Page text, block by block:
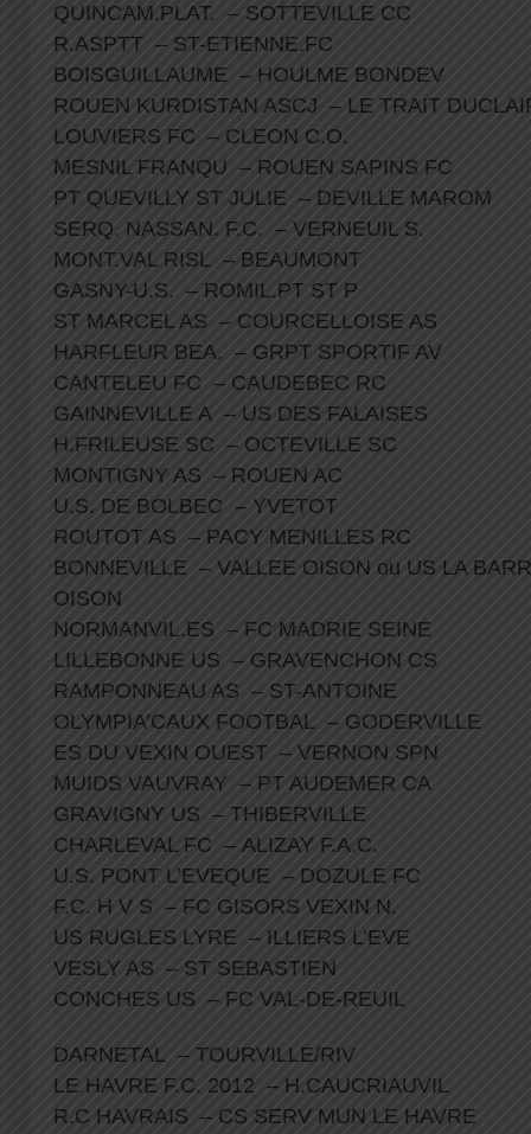
QUINCAM.PLAT. – SOTTEVILLE CC
R.ASPTT – ST-ETIENNE.FC
BOISGUILLAUME – HOULME BONDEV
ROUEN KURDISTAN ASCJ – LE TRAIT
LOUVIERS FC – CLEON C.O.
MESNIL FRANQU – ROUEN SAPINS FC
PT QUEVILLY ST JULIE – DEVILLE MAROM
SERQ. NASSAN. F.C. – VERNEUIL S.
MONT.VAL RISL – BEAUMONT
GASNY-U.S. – ROMIL.PT ST P
ST MARCEL AS – COURCELLOISE AS
HARFLEUR BEA. – GRPT SPORTIF AV
CANTELEU FC – CAUDEBEC RC
GAINNEVILLE A – US DES FALAISES
H.FRILEUSE SC – OCTEVILLE SC
MONTIGNY AS – ROUEN AC
U.S. DE BOLBEC – YVETOT
ROUTOT AS – PACY MENILLES RC
BONNEVILLE – VALLEE OISON ou US LA
OISON
NORMANVIL.ES – FC MADRIE SEINE
LILLEBONNE US – GRAVENCHON CS
RAMPONNEAU AS – ST-ANTOINE
OLYMPIA’CAUX FOOTBAL – GODERVILLE
ES DU VEXIN OUEST – VERNON SPN
MUIDS VAUVRAY – PT AUDEMER CA
GRAVIGNY US – THIBERVILLE
CHARLEVAL FC – ALIZAY F.A.C.
U.S. PONT L’EVEQUE – DOZULE FC
F.C. H V S – FC GISORS VEXIN N.
US RUGLES LYRE – ILLIERS L’EVE
VESLY AS – ST SEBASTIEN
CONCHES US – FC VAL-DE-REUIL
DARNETAL – TOURVILLE/RIV
LE HAVRE F.C. 2012 – H.CAUCRIAUVIL
R.C HAVRAIS – CS SERV MUN LE HAVRE